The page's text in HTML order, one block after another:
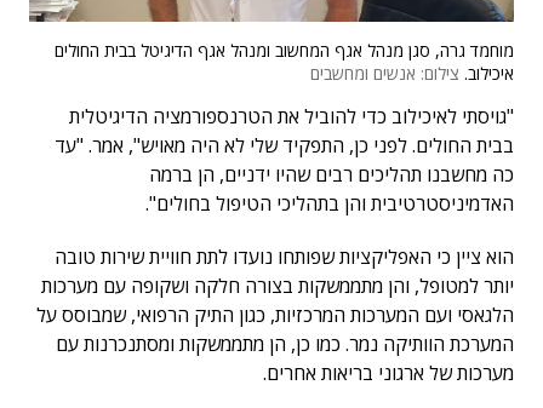
מוחמד גרה, סגן מנהל אגף המחשוב ומנהל אגף הדיגיטל בבית החולים
איכילוב. צילום: אנשים ומחשבים
"גויסתי לאיכילוב כדי להוביל את הטרנספורמציה הדיגיטלית
בבית החולים. לפני כן, התפקיד שלי לא היה מאויש", אמר. "עד
כה מחשבנו תהליכים רבים שהיו ידניים, הן ברמה
האדמיניסטרטיבית והן בתהליכי הטיפול בחולים".
הוא ציין כי האפליקציות שפותחו נועדו לתת חוויית שירות טובה
יותר למטופל, והן מתממשקות בצורה חלקה ושקופה עם מערכות
הלגאסי ועם המערכות המרכזיות, כגון התיק הרפואי, שמבוסס על
המערכת הוותיקה נמר. כמו כן, הן מתממשקות ומסתנכרנות עם
מערכות של ארגוני בריאות אחרים.